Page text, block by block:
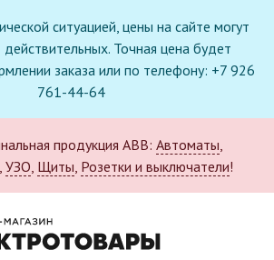
ситуацией, цены на сайте могут
действительных. Точная цена будет
заказа или по телефону: +7 926
761-44-64
продукция ABB: Автоматы,
, УЗО, Щиты, Розетки и выключатели!